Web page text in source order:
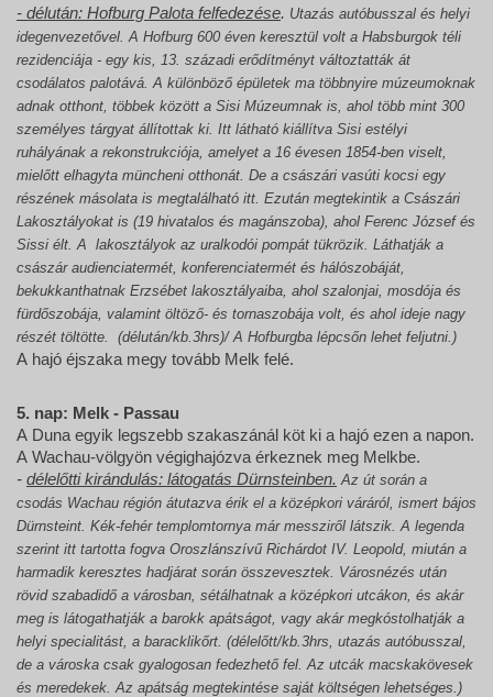
- délután: Hofburg Palota felfedezése. Utazás autóbusszal és helyi
idegenvezetővel. A Hofburg 600 éven keresztül volt a Habsburgok téli
rezidenciája - egy kis, 13. századi erődítményt változtatták át
csodálatos palotává. A különböző épületek ma többnyire múzeumoknak
adnak otthont, többek között a Sisi Múzeumnak is, ahol több mint 300
személyes tárgyat állítottak ki. Itt látható kiállítva Sisi estélyi
ruhályának a rekonstrukciója, amelyet a 16 évesen 1854-ben viselt,
mielőtt elhagyta müncheni otthonát. De a császári vasúti kocsi egy
részének másolata is megtalálható itt. Ezután megtekintik a Császári
Lakosztályokat is (19 hivatalos és magánszoba), ahol Ferenc József és
Sissi élt. A lakosztályok az uralkodói pompát tükrözik. Láthatják a
császár audienciatermét, konferenciatermét és hálószobáját,
bekukkanthatnak Erzsébet lakosztályaiba, ahol szalonjai, mosdója és
fürdőszobája, valamint öltöző- és tornaszobája volt, és ahol ideje nagy
részét töltötte. (délután/kb.3hrs)/ A Hofburgba lépcsőn lehet feljutni.)
A hajó éjszaka megy tovább Melk felé.
5. nap: Melk - Passau
A Duna egyik legszebb szakaszánál köt ki a hajó ezen a napon.
A Wachau-völgyön végighajózva érkeznek meg Melkbe.
- délelőtti kirándulás: látogatás Dürnsteinben. Az út során a
csodás Wachau régión átutazva érik el a középkori váráról, ismert bájos
Dürnsteint. Kék-fehér templomtornya már messziről látszik. A legenda
szerint itt tartotta fogva Oroszlánszívű Richárdot IV. Leopold, miután a
harmadik keresztes hadjárat során összevesztek. Városnézés után
rövid szabadidő a városban, sétálhatnak a középkori utcákon, és akár
meg is látogathatják a barokk apátságot, vagy akár megkóstolhatják a
helyi specialitást, a baracklikőrt. (délelőtt/kb.3hrs, utazás autóbusszal,
de a városka csak gyalogosan fedezhető fel. Az utcák macskakövesek
és meredekek. Az apátság megtekintése saját költségen lehetséges.)